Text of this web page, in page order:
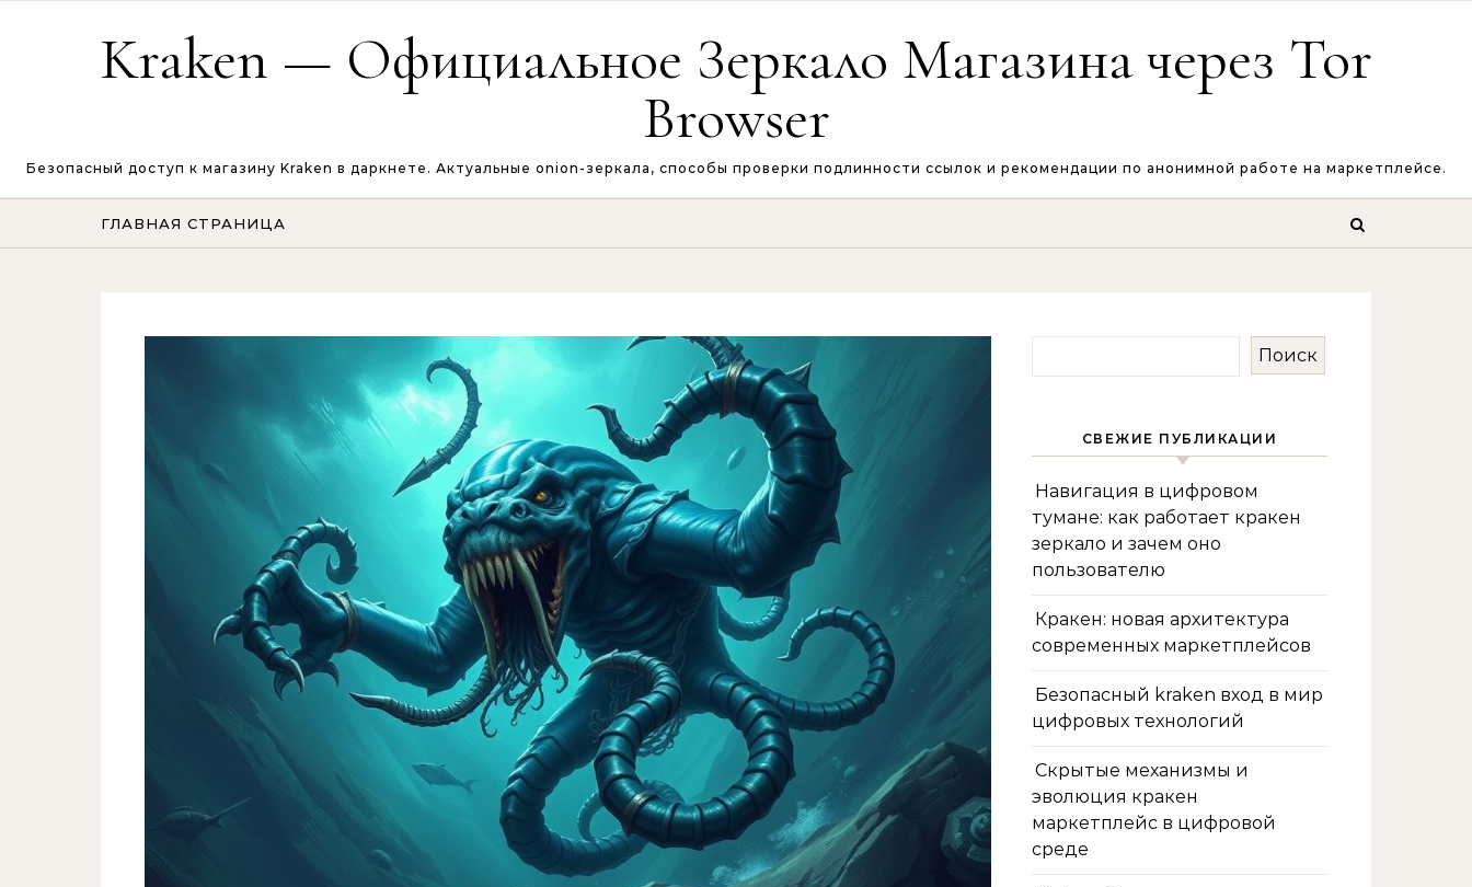
Kraken — Официальное Зеркало Магазина через Tor
Browser
Безопасный доступ к магазину Kraken в даркнете. Актуальные onion-зеркала, способы проверки подлинности ссылок и рекомендации по анонимной работе на маркетплейсе.
ГЛАВНАЯ СТРАНИЦА
Поиск
СВЕЖИЕ ПУБЛИКАЦИИ
Навигация в цифровом
тумане: как работает кракен
зеркало и зачем оно
пользователю
Кракен: новая архитектура
современных маркетплейсов
Безопасный kraken вход в мир
цифровых технологий
Скрытые механизмы и
эволюция кракен
маркетплейс в цифровой
среде